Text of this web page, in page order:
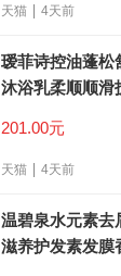
天猫 4天前
瑷菲诗控油蓬松
沐浴乳柔顺顺滑
201.00元
天猫 4天前
温碧泉水元素去
滋养护发素发膜